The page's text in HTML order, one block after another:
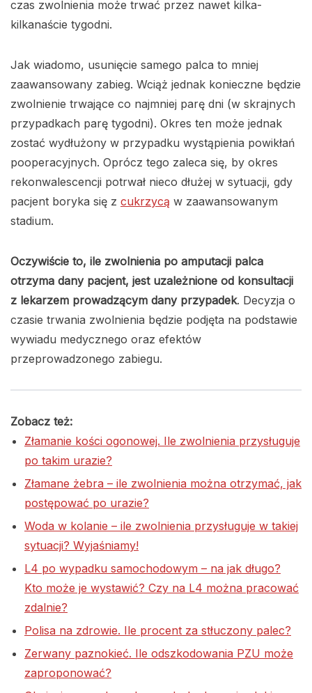
czas zwolnienia może trwać przez nawet kilka-
kilkanaście tygodni.
Jak wiadomo, usunięcie samego palca to mniej
zaawansowany zabieg. Wciąż jednak konieczne będzie
zwolnienie trwające co najmniej parę dni (w skrajnych
przypadkach parę tygodni). Okres ten może jednak
zostać wydłużony w przypadku wystąpienia powikłań
pooperacyjnych. Oprócz tego zaleca się, by okres
rekonwalescencji potrwał nieco dłużej w sytuacji, gdy
pacjent boryka się z cukrzycą w zaawansowanym
stadium.
Oczywiście to, ile zwolnienia po amputacji palca
otrzyma dany pacjent, jest uzależnione od konsultacji
z lekarzem prowadzącym dany przypadek. Decyzja o
czasie trwania zwolnienia będzie podjęta na podstawie
wywiadu medycznego oraz efektów
przeprowadzonego zabiegu.
Zobacz też:
Złamanie kości ogonowej. Ile zwolnienia przysługuje
po takim urazie?
Złamane żebra – ile zwolnienia można otrzymać, jak
postępować po urazie?
Woda w kolanie – ile zwolnienia przysługuje w takiej
sytuacji? Wyjaśniamy!
L4 po wypadku samochodowym – na jak długo?
Kto może je wystawić? Czy na L4 można pracować
zdalnie?
Polisa na zdrowie. Ile procent za stłuczony palec?
Zerwany paznokieć. Ile odszkodowania PZU może
zaproponować?